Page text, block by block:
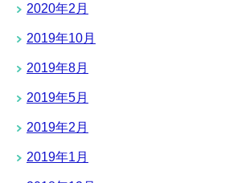
2020年2月
2019年10月
2019年8月
2019年5月
2019年2月
2019年1月